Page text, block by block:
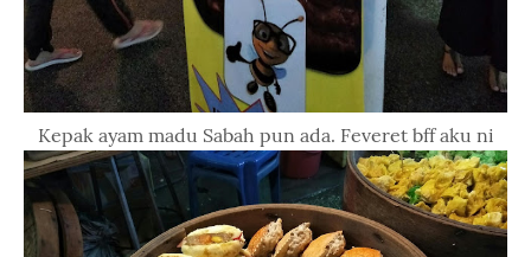
Kepak ayam madu Sabah pun ada. Feveret bff aku ni